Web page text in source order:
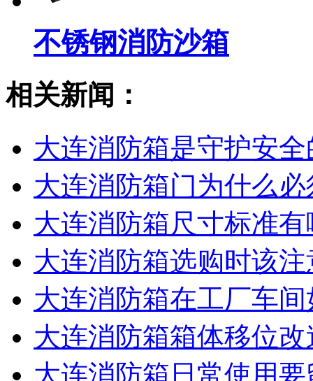
不锈钢消防沙箱
相关新闻：
大连消防箱是守护安
大连消防箱门为什么
大连消防箱尺寸标准
大连消防箱选购时该
大连消防箱在工厂车
大连消防箱箱体移位
大连消防箱日常使用